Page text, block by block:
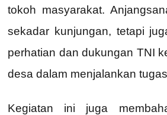
tokoh masyarakat.
sekadar kunjungan, tetapi
perhatian dan dukungan TNI
desa dalam menjalankan
Kegiatan ini juga